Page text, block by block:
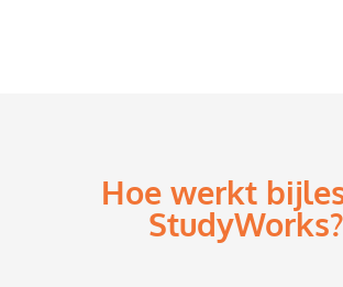
Hoe werkt
StudyWorks?